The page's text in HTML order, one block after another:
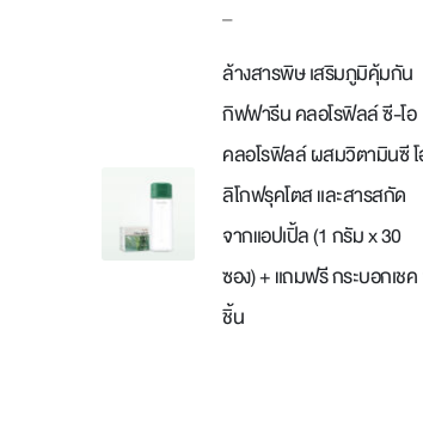
–Price
฿480
through
฿2,400
ล้างสารพิษ เสริมภูมิคุ้มกัน
กิฟฟารีน คลอโรฟิลล์ ซี-โอ
คลอโรฟิลล์ ผสมวิตามินซี
ลิโกฟรุคโตส และสารสกัด
จากแอปเปิ้ล (1 กรัม x 30
ซอง) + แถมฟรี กระบอกเชค
ชิ้น